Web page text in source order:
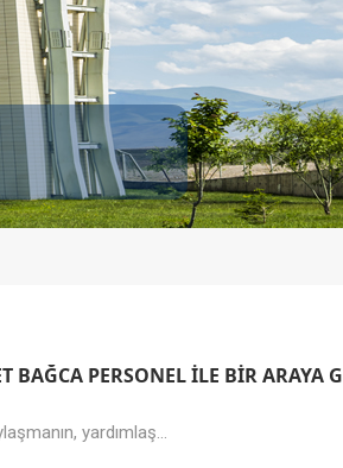
PERSONEL İLE BİR ARAYA
yardımlaş...